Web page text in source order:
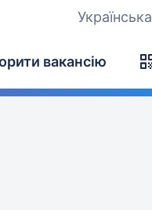
Українська
вакансію